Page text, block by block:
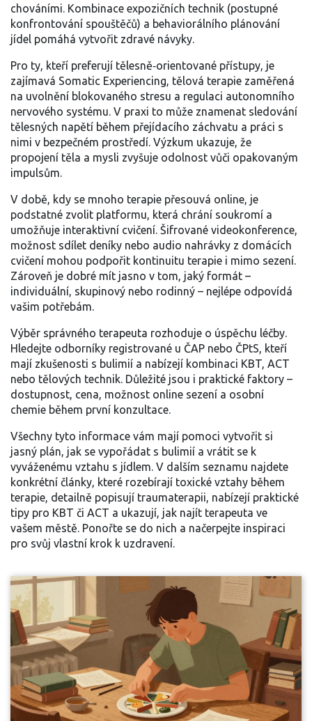
chováními. Kombinace expozičních technik (postupné
konfrontování spouštěčů) a behaviorálního plánování
jídel pomáhá vytvořit zdravé návyky.
Pro ty, kteří preferují tělesně‑orientované přístupy, je
zajímavá Somatic Experiencing, tělová terapie zaměřená
na uvolnění blokovaného stresu a regulaci autonomního
nervového systému. V praxi to může znamenat sledování
tělesných napětí během přejídacího záchvatu a práci s
nimi v bezpečném prostředí. Výzkum ukazuje, že
propojení těla a mysli zvyšuje odolnost vůči opakovaným
impulsům.
V době, kdy se mnoho terapie přesouvá online, je
podstatné zvolit platformu, která chrání soukromí a
umožňuje interaktivní cvičení. Šifrované videokonference,
možnost sdílet deníky nebo audio nahrávky z domácích
cvičení mohou podpořit kontinuitu terapie i mimo sezení.
Zároveň je dobré mít jasno v tom, jaký formát –
individuální, skupinový nebo rodinný – nejlépe odpovídá
vašim potřebám.
Výběr správného terapeuta rozhoduje o úspěchu léčby.
Hledejte odborníky registrované u ČAP nebo ČPtS, kteří
mají zkušenosti s bulimií a nabízejí kombinaci KBT, ACT
nebo tělových technik. Důležité jsou i praktické faktory –
dostupnost, cena, možnost online sezení a osobní
chemie během první konzultace.
Všechny tyto informace vám mají pomoci vytvořit si
jasný plán, jak se vypořádat s bulimií a vrátit se k
vyváženému vztahu s jídlem. V dalším seznamu najdete
konkrétní články, které rozebírají toxické vztahy během
terapie, detailně popisují traumaterapii, nabízejí praktické
tipy pro KBT či ACT a ukazují, jak najít terapeuta ve
vašem městě. Ponořte se do nich a načerpejte inspiraci
pro svůj vlastní krok k uzdravení.